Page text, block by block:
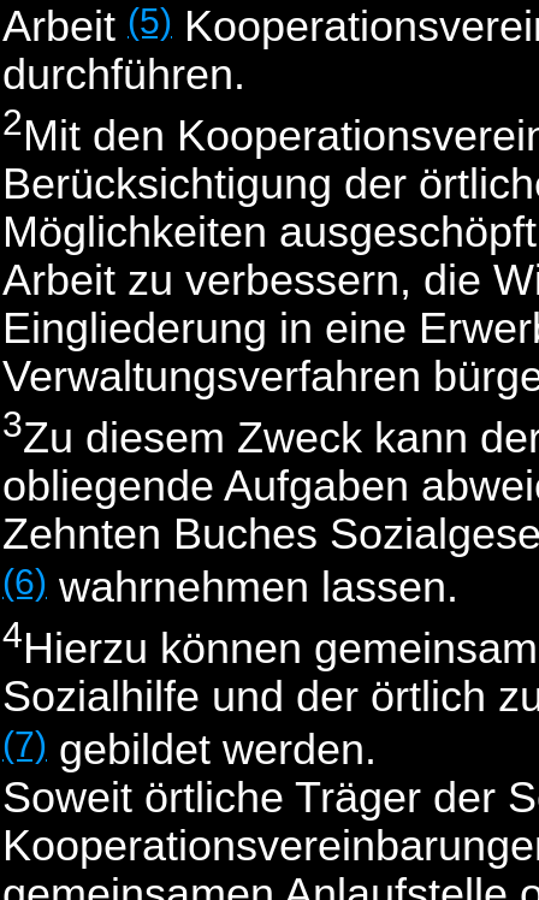
Arbeit (5)
durchführen.
2Mit den
Berücksichtigung der
Möglichkeiten
Arbeit zu verbessern, die
Eingliederung in eine
Verwaltungsverfahren
3Zu diesem Zweck kann
obliegende Aufgaben
Zehnten Buches
(6) wahrnehmen lassen.
4Hierzu können
Sozialhilfe und der örtlich
(7) gebildet werden.
Soweit örtliche Träger der